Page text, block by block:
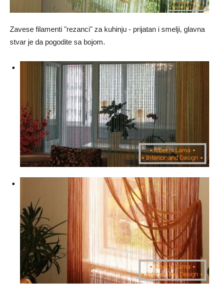
Zavese filamenti "rezanci" za kuhinju - prijatan i smelji, glavna
stvar je da pogodite sa bojom.